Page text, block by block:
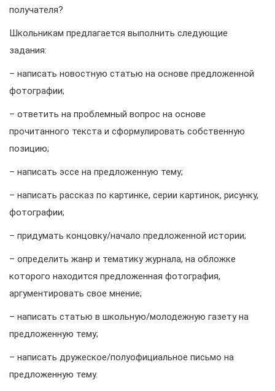
получателя?
Школьникам предлагается выполнить следующие
задания:
– написать новостную статью на основе предложенной
фотографии;
– ответить на проблемный вопрос на основе
прочитанного текста и сформулировать собственную
позицию;
– написать эссе на предложенную тему;
– написать рассказ по картинке, серии картинок, рисунку,
фотографии;
– придумать концовку/начало предложенной истории;
– определить жанр и тематику журнала, на обложке
которого находится предложенная фотография,
аргументировать свое мнение;
– написать статью в школьную/молодежную газету на
предложенную тему;
– написать дружеское/полуофициальное письмо на
предложенную тему.